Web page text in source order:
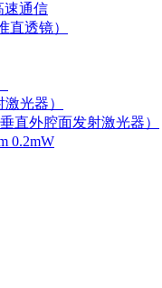
速通信
直透镜）
光器）
直外腔面发射激光器）
0.2mW